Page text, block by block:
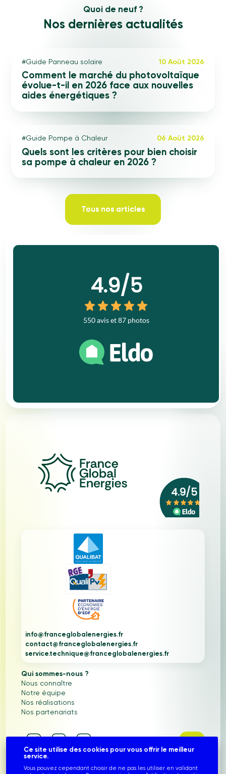
Quoi de neuf ?
Nos dernières actualités
#Guide Panneau solaire
10 Août 2026
Comment le marché du photovoltaïque
évolue-t-il en 2026 face aux nouvelles
aides énergétiques ?
#Guide Pompe à Chaleur 06 Août 2026
Quels sont les critères pour bien choisir
sa pompe à chaleur en 2026 ?
Tous nos articles
info@franceglobalenergies.fr
contact@franceglobalenergies.fr
service.technique@franceglobalenergies.fr
Qui sommes-nous ?
Nous connaître
Notre équipe
Nos réalisations
Nos partenariats
réservés. Site conçu par
.
Ce site utilise des cookies pour vous offrir le meilleur
service.
Vous pouvez cependant choisir de ne pas les utiliser en validant